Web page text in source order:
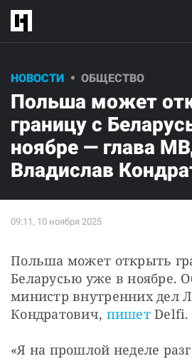
НОВОСТИ ОБЩЕСТВО
Польша может
границу с
ноябре — глава
Владислав
Польша может открыть
Беларусью уже в ноябре.
министр внутренних дел
Кондратович, пишет Delfi.
«Я на прошлой неделе